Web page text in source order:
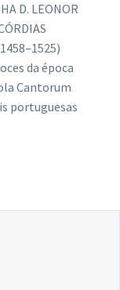
D. LEONOR
da época
Cantorum
portuguesas